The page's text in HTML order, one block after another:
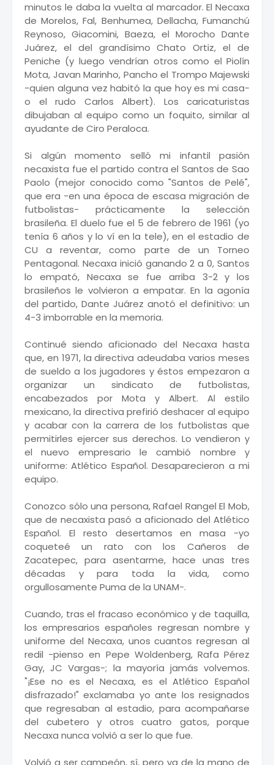
minutos le daba la vuelta al marcador. El Necaxa
de Morelos, Fal, Benhumea, Dellacha, Fumanchú
Reynoso, Giacomini, Baeza, el Morocho Dante
Juárez, el del grandísimo Chato Ortiz, el de
Peniche (y luego vendrían otros como el Piolín
Mota, Javan Marinho, Pancho el Trompo Majewski
-quien alguna vez habitó la que hoy es mi casa-
o el rudo Carlos Albert). Los caricaturistas
dibujaban al equipo como un foquito, similar al
ayudante de Ciro Peraloca.
Si algún momento selló mi infantil pasión
necaxista fue el partido contra el Santos de Sao
Paolo (mejor conocido como "Santos de Pelé",
que era -en una época de escasa migración de
futbolistas- prácticamente la selección
brasileña. El duelo fue el 5 de febrero de 1961 (yo
tenía 6 años y lo ví en la tele), en el estadio de
CU a reventar, como parte de un Torneo
Pentagonal. Necaxa inició ganando 2 a 0, Santos
lo empató, Necaxa se fue arriba 3-2 y los
brasileños le volvieron a empatar. En la agonía
del partido, Dante Juárez anotó el definitivo: un
4-3 imborrable en la memoria.
Continué siendo aficionado del Necaxa hasta
que, en 1971, la directiva adeudaba varios meses
de sueldo a los jugadores y éstos empezaron a
organizar un sindicato de futbolistas,
encabezados por Mota y Albert. Al estilo
mexicano, la directiva prefirió deshacer al equipo
y acabar con la carrera de los futbolistas que
permitirles ejercer sus derechos. Lo vendieron y
el nuevo empresario le cambió nombre y
uniforme: Atlético Español. Desaparecieron a mi
equipo.
Conozco sólo una persona, Rafael Rangel El Mob,
que de necaxista pasó a aficionado del Atlético
Español. El resto desertamos en masa -yo
coqueteé un rato con los Cañeros de
Zacatepec, para asentarme, hace unas tres
décadas y para toda la vida, como
orgullosamente Puma de la UNAM-.
Cuando, tras el fracaso económico y de taquilla,
los empresarios españoles regresan nombre y
uniforme del Necaxa, unos cuantos regresan al
redil -pienso en Pepe Woldenberg, Rafa Pérez
Gay, JC Vargas-; la mayoría jamás volvemos.
"¡Ese no es el Necaxa, es el Atlético Español
disfrazado!" exclamaba yo ante los resignados
que regresaban al estadio, para acompañarse
del cubetero y otros cuatro gatos, porque
Necaxa nunca volvió a ser lo que fue.